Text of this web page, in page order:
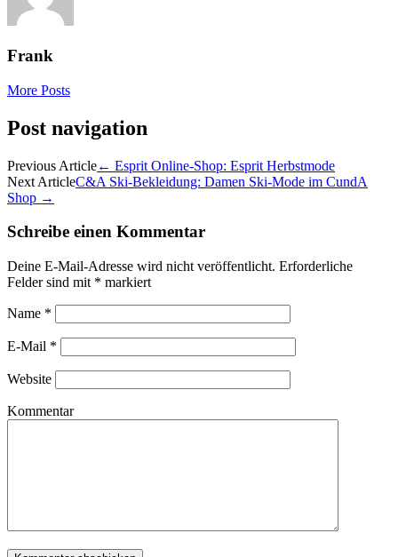
Frank
More Posts
Post navigation
Previous Article← Esprit Online-Shop: Esprit Herbstmode
Next ArticleC&A Ski-Bekleidung: Damen Ski-Mode im CundA
Shop →
Schreibe einen Kommentar
Deine E-Mail-Adresse wird nicht veröffentlicht. Erforderliche
Felder sind mit * markiert
Name *
E-Mail *
Website
Kommentar